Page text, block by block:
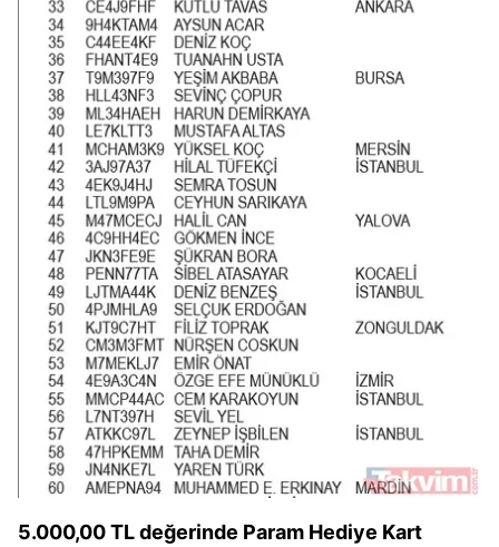
5.000,00 TL değerinde Param Hediye Kart